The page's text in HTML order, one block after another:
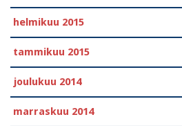
helmikuu 2015
tammikuu 2015
joulukuu 2014
marraskuu 2014